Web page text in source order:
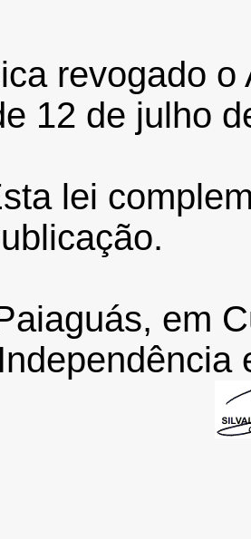
revogado o
12 de julho
lei
em